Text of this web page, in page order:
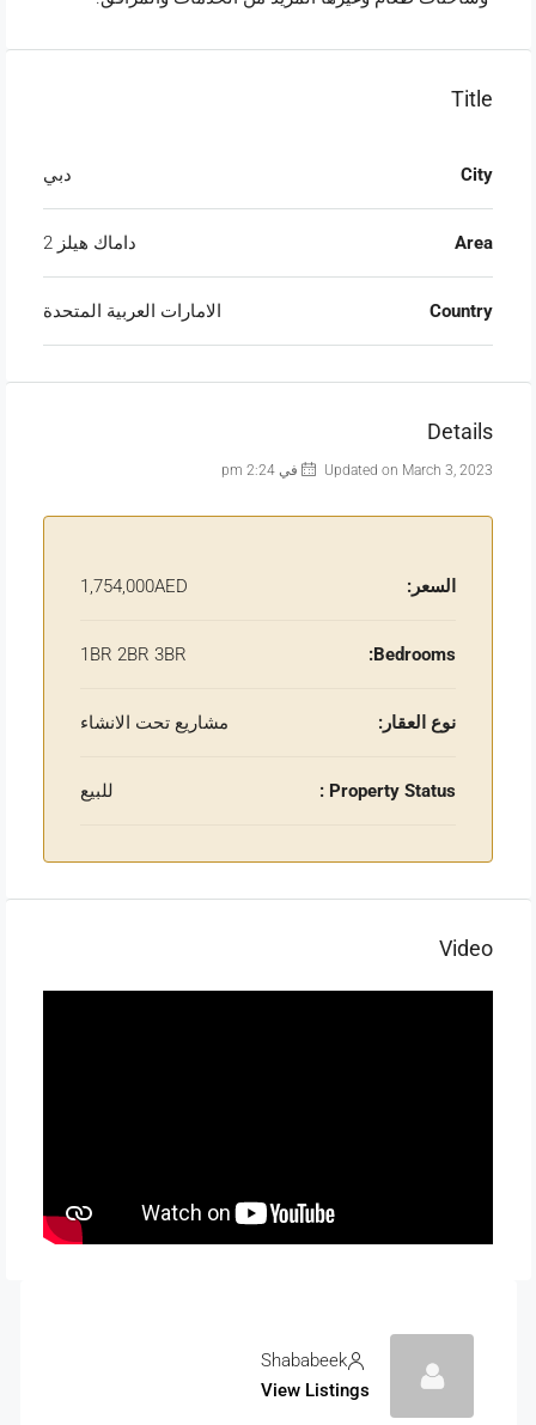
Title
City دبي
Area داماك هيلز 2
Country الامارات العربية المتحدة
Details
Updated on March 3, 2023 في 2:24 pm
السعر: 1,754,000AED
Bedrooms:
1BR 2BR 3BR
نوع العقار: مشاريع تحت الانشاء
Property Status : للبيع
Video
Shababeek
View Listings